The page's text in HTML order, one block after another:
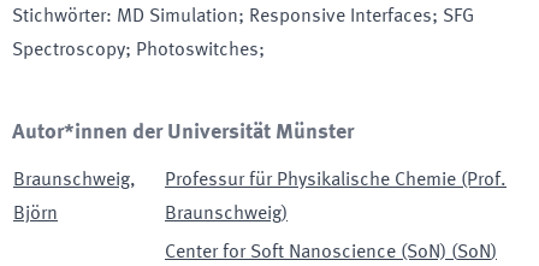
Stichwörter: MD Simulation; Responsive Interfaces; SFG
Spectroscopy; Photoswitches;
Autor*innen der Universität Münster
Braunschweig,
Björn
Professur für Physikalische Chemie (Prof.
Braunschweig)
Center for Soft Nanoscience (SoN) (SoN)